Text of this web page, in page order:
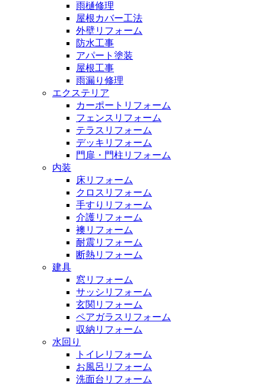
雨樋修理
屋根カバー工法
外壁リフォーム
防水工事
アパート塗装
屋根工事
雨漏り修理
エクステリア
カーポートリフォーム
フェンスリフォーム
テラスリフォーム
デッキリフォーム
門扉・門柱リフォーム
内装
床リフォーム
クロスリフォーム
手すりリフォーム
介護リフォーム
襖リフォーム
耐震リフォーム
断熱リフォーム
建具
窓リフォーム
サッシリフォーム
玄関リフォーム
ペアガラスリフォーム
収納リフォーム
水回り
トイレリフォーム
お風呂リフォーム
洗面台リフォーム